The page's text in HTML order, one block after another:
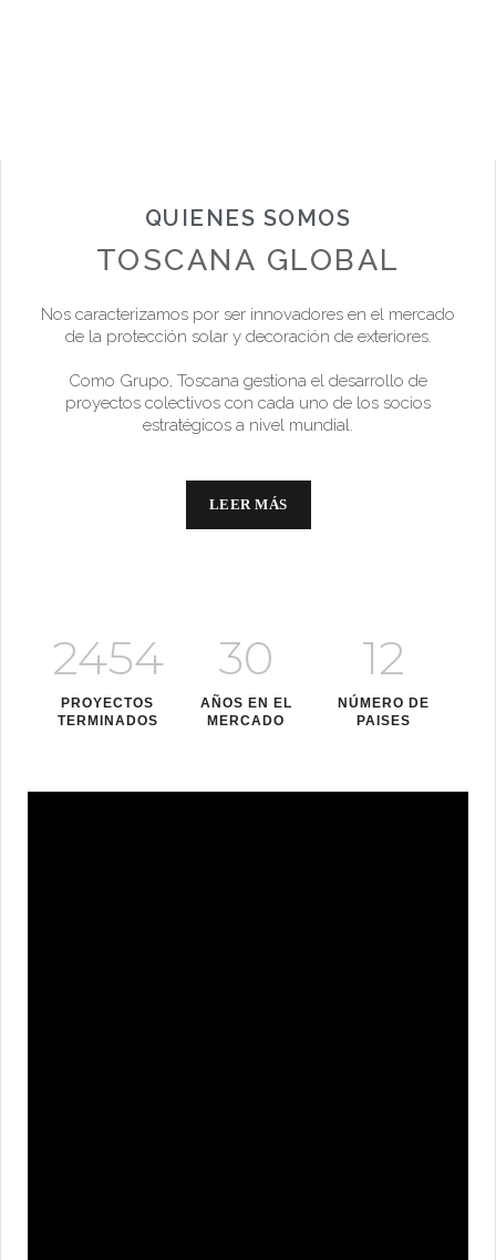
QUIENES SOMOS
TOSCANA GLOBAL
Nos caracterizamos por ser innovadores en el mercado
de la protección solar y decoración de exteriores.
Como Grupo, Toscana gestiona el desarrollo de
proyectos colectivos con cada uno de los socios
estratégicos a nivel mundial.
LEER MÁS
2454
PROYECTOS
TERMINADOS
30
AÑOS EN EL
MERCADO
12
NÚMERO DE
PAISES